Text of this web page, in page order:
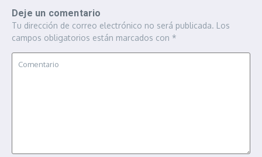
Deje un comentario
Tu dirección de correo electrónico no será publicada. Los
campos obligatorios están marcados con *